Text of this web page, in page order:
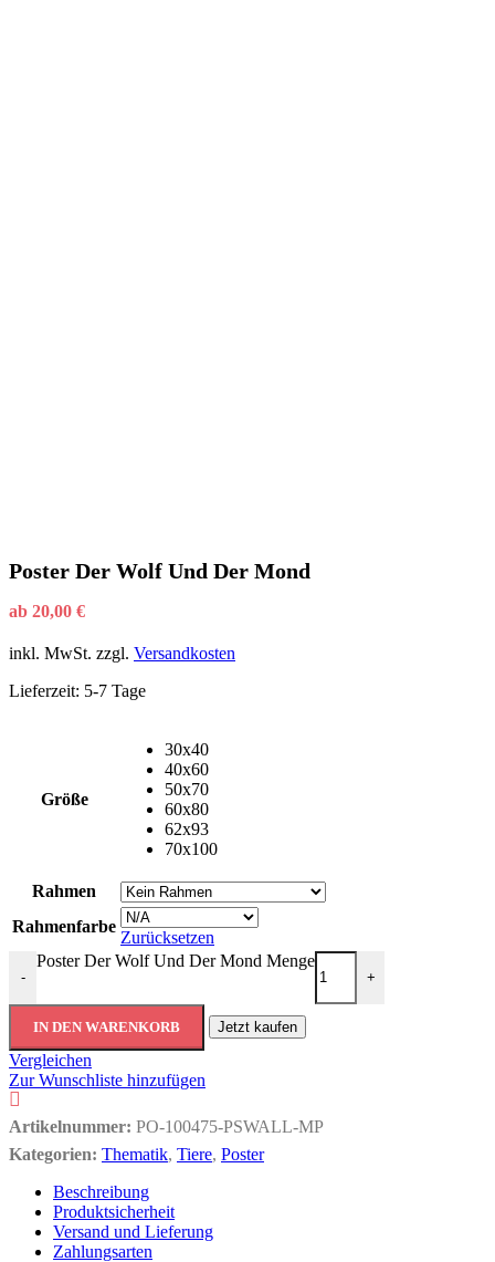
Poster Der Wolf Und Der Mond
ab 20,00 €
inkl. MwSt. zzgl. Versandkosten
Lieferzeit: 5-7 Tage
Größe
30x40
40x60
50x70
60x80
62x93
70x100
Rahmen
Rahmenfarbe
Zurücksetzen
-
Poster Der Wolf Und Der Mond Menge
+
IN DEN WARENKORB Jetzt kaufen
Vergleichen
Zur Wunschliste hinzufügen
Artikelnummer: PO-100475-PSWALL-MP
Kategorien: Thematik, Tiere, Poster
Beschreibung
Produktsicherheit
Versand und Lieferung
Zahlungsarten